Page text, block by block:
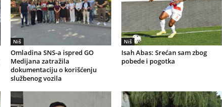
Niš
Omladina SNS-a ispred GO
Medijana zatražila
dokumentaciju o korišćenju
službenog vozila
Niš
Isah Abas: Srećan sam zbog
pobede i pogotka